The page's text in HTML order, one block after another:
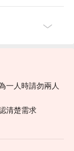
一人時請勿兩人
清楚需求